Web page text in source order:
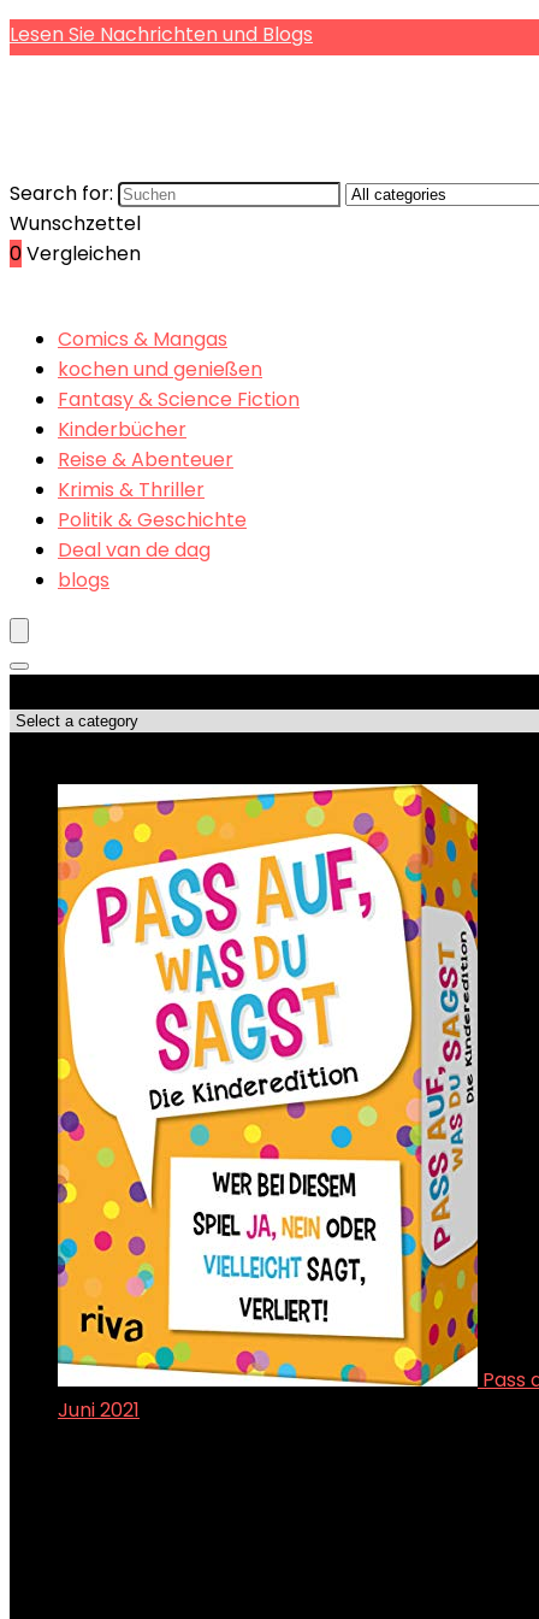
Lesen Sie Nachrichten und Blogs
Search for:
Wunschzettel
0Vergleichen
Comics & Mangas
kochen und genießen
Fantasy & Science Fiction
Kinderbücher
Reise & Abenteuer
Krimis & Thriller
Politik & Geschichte
Deal van de dag
blogs
Pass
Juni 2021